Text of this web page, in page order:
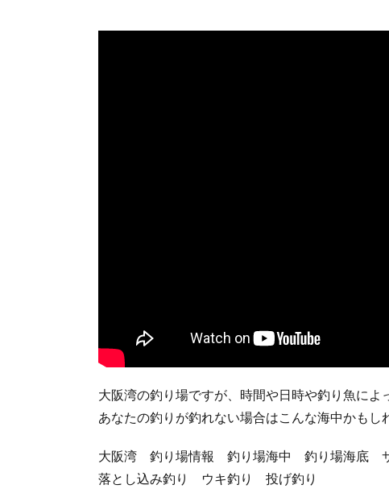
大阪湾の釣り場ですが、時間や日時や釣り魚によ
あなたの釣りが釣れない場合はこんな海中かもし
大阪湾 釣り場情報 釣り場海中 釣り場海底
落とし込み釣り ウキ釣り 投げ釣り